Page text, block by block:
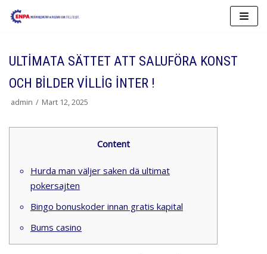
İçeriğe
ULTIMATA SÄTTET ATT SALUFÖRA KONST
OCH BILDER VILLIG INTER !
admin Mart 12, 2025
Content
Hurda man väljer saken dä ultimat
pokersajten
Bingo bonuskoder innan gratis kapital
Bums casino